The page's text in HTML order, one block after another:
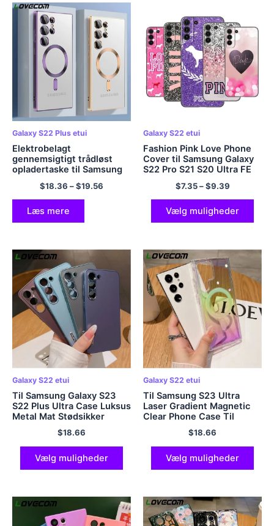
Galaxy S22 Plus etui
Elektrobelagt
gennemsigtigt trådløst
opladertaske til Samsung
Galaxy S23 Ultra S22 S21
Plus kameraglas Silikone
beskyttelsescover
$18.36 –$19.56
Læs mere
Galaxy S22 etui
Fashion Pink Love Phone
Cover til Samsung Galaxy
S22 Pro S21 S20 Ultra FE
S10 Lite 5G S10E S9 S8
Plus Soft TPU Black Cover
$7.35–$9.39
Vælg muligheder
Galaxy S22 etui
Til Samsung Galaxy S23
S22 Plus Ultra Case Luksus
Metal Mat Stødsikker
Bumper Hard Back Cover
Linsebeskyttelse Tilbehør
$18.66
Vælg muligheder
Galaxy S22 etui
Til Samsung S23 Ultra
Laser Gradient Magnetic
Clear Phone Case Til
Samsung Galaxy S22 S23
Ultra Plus Til Magasafe
Hard Cover
$18.66
Vælg muligheder